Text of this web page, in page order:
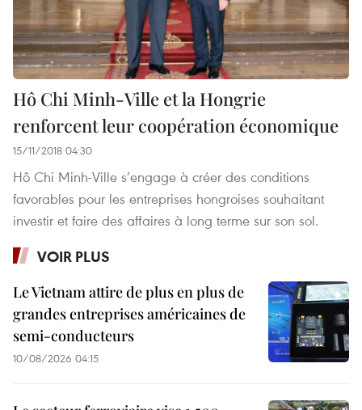
Hô Chi Minh-Ville et la Hongrie
renforcent leur coopération économique
15/11/2018 04:30
Hô Chi Minh-Ville s’engage à créer des conditions
favorables pour les entreprises hongroises souhaitant
investir et faire des affaires à long terme sur son sol.
VOIR PLUS
Le Vietnam attire de plus en plus de
grandes entreprises américaines de
semi-conducteurs
10/08/2026 04:15